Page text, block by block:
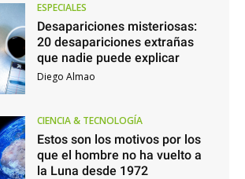
ESPECIALES
Desapariciones misteriosas:
20 desapariciones extrañas
que nadie puede explicar
Diego Almao
CIENCIA & TECNOLOGÍA
Estos son los motivos por los
que el hombre no ha vuelto a
la Luna desde 1972